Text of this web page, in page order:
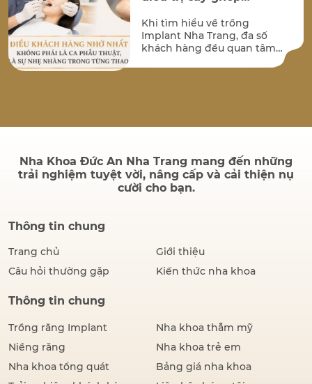
Đức An Nha Trang
Khi tìm hiểu về trồng
Implant Nha Trang, đa số
khách hàng đều quan tâm
đến hai vấn đề lớn nhất: kết
Nha Khoa Đức An Nha Trang mang đến những
trải nghiệm tuyệt vời, nâng cấp và cải thiện nụ
cười cho bạn.
Thông tin chung
Trang chủ
Giới thiệu
Câu hỏi thường gặp
Kiến thức nha khoa
Thông tin chung
Trồng răng Implant
Nha khoa thẫm mỹ
Niềng răng
Nha khoa trẻ em
Nha khoa tổng quát
Bảng giá nha khoa